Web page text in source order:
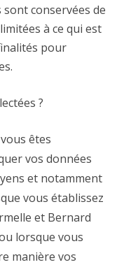
conservées de
à ce qui est
pour
?
êtes
vos données
et notamment
vous établissez
et Bernard
lorsque vous
manière vos